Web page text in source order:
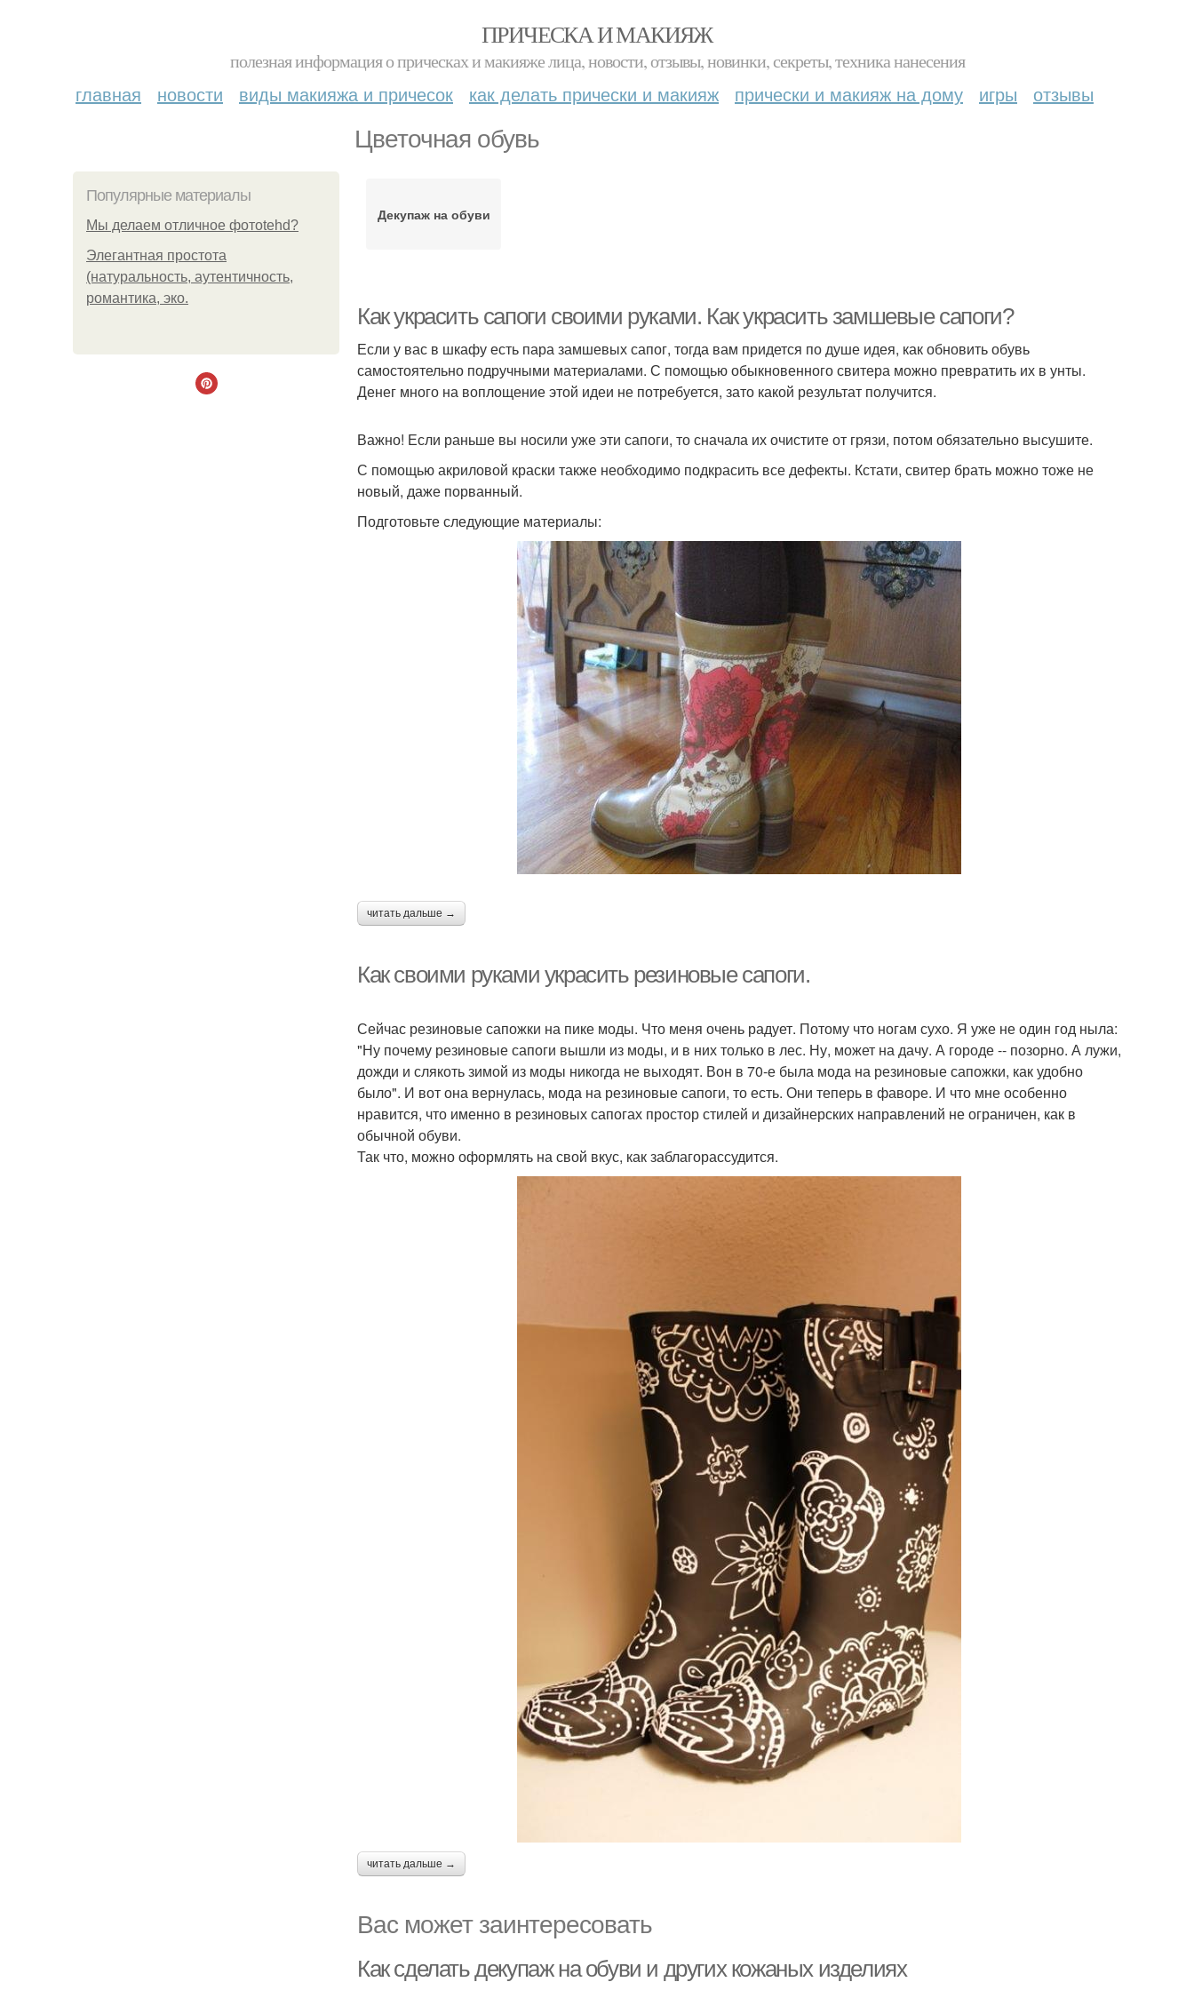
ПРИЧЕСКА И МАКИЯЖ
полезная информация о прическах и макияже лица, новости, отзывы, новинки, секреты, техника нанесения
главная новости виды макияжа и причесок как делать прически и макияж прически и макияж на дому игры отзывы
Цветочная обувь
Популярные материалы
Мы делаем отличное фотоtehd?
Элегантная простота
(натуральность, аутентичность,
романтика, эко.
Декупаж на обуви
Как украсить сапоги своими руками. Как украсить замшевые сапоги?
Если у вас в шкафу есть пара замшевых сапог, тогда вам придется по душе идея, как обновить обувь
самостоятельно подручными материалами. С помощью обыкновенного свитера можно превратить их в унты.
Денег много на воплощение этой идеи не потребуется, зато какой результат получится.
Важно! Если раньше вы носили уже эти сапоги, то сначала их очистите от грязи, потом обязательно высушите.
С помощью акриловой краски также необходимо подкрасить все дефекты. Кстати, свитер брать можно тоже не
новый, даже порванный.
Подготовьте следующие материалы:
читать дальше →
Как своими руками украсить резиновые сапоги.
Сейчас резиновые сапожки на пике моды. Что меня очень радует. Потому что ногам сухо. Я уже не один год ныла:
"Ну почему резиновые сапоги вышли из моды, и в них только в лес. Ну, может на дачу. А городе -- позорно. А лужи,
дожди и слякоть зимой из моды никогда не выходят. Вон в 70-е была мода на резиновые сапожки, как удобно
было". И вот она вернулась, мода на резиновые сапоги, то есть. Они теперь в фаворе. И что мне особенно
нравится, что именно в резиновых сапогах простор стилей и дизайнерских направлений не ограничен, как в
обычной обуви.
Так что, можно оформлять на свой вкус, как заблагорассудится.
читать дальше →
Вас может заинтересовать
Как сделать декупаж на обуви и других кожаных изделиях